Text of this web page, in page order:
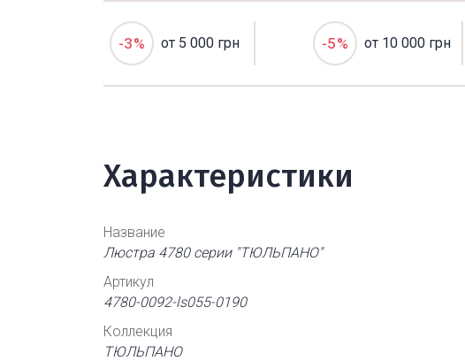
-3% от 5 000 грн -5% от 10 000 грн
Характеристики
Название
Люстра 4780 серии "ТЮЛЬПАНО"
Артикул
4780-0092-ls055-0190
Коллекция
ТЮЛЬПАНО